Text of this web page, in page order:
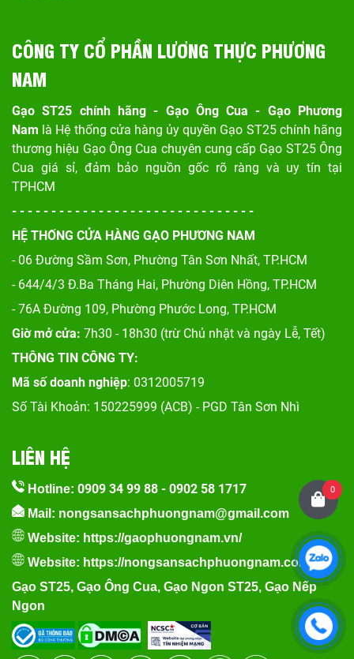
CÔNG TY CỔ PHẦN LƯƠNG THỰC PHƯƠNG
NAM
Gạo ST25 chính hãng - Gạo Ông Cua - Gạo Phương
Nam là Hệ thống cửa hàng ủy quyền Gạo ST25 chính hãng
thương hiệu Gạo Ông Cua chuyên cung cấp Gạo ST25 Ông
Cua giá sỉ, đảm bảo nguồn gốc rõ ràng và uy tín tại
TPHCM
- - - - - - - - - - - - - - - - - - - - - - - - - - - - - - -
HỆ THỐNG CỬA HÀNG GẠO PHƯƠNG NAM
- 06 Đường Sầm Sơn, Phường Tân Sơn Nhất, TP.HCM
- 644/4/3 Đ.Ba Tháng Hai, Phường Diên Hồng, TP.HCM
- 76A Đường 109, Phường Phước Long, TP.HCM
Giờ mở cửa: 7h30 - 18h30 (trừ Chủ nhật và ngày Lễ, Tết)
THÔNG TIN CÔNG TY:
Mã số doanh nghiệp: 0312005719
Số Tài Khoản: 150225999 (ACB) - PGD Tân Sơn Nhì
LIÊN HỆ
Hotline: 0909 34 99 88 - 0902 58 1717
Mail: nongsansachphuongnam@gmail.com
Website: https://gaophuongnam.vn/
Website: https://nongsansachphuongnam.com
Gạo ST25, Gạo Ông Cua, Gạo Ngon ST25, Gạo Nếp
Ngon
0